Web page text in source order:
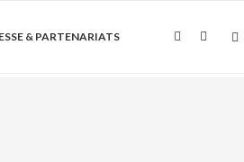
& PARTENARIATS